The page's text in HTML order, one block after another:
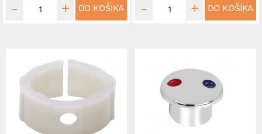
DO KOŠÍKA DO KOŠÍKA